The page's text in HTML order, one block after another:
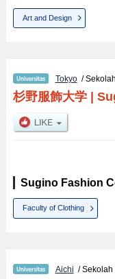
Art and Design
Tokyo/
杉野服飾大学|
Sugino Fashion
Faculty of Clothing
Aichi / Sekolah